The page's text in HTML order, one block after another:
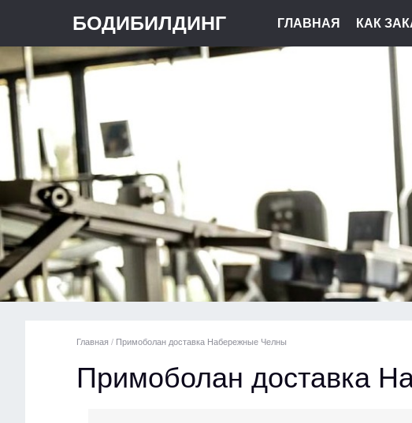
БОДИБИЛДИНГ ГЛАВНАЯ КАК
Главная / Примоболан доставка Набережные Челны
Примоболан доставка